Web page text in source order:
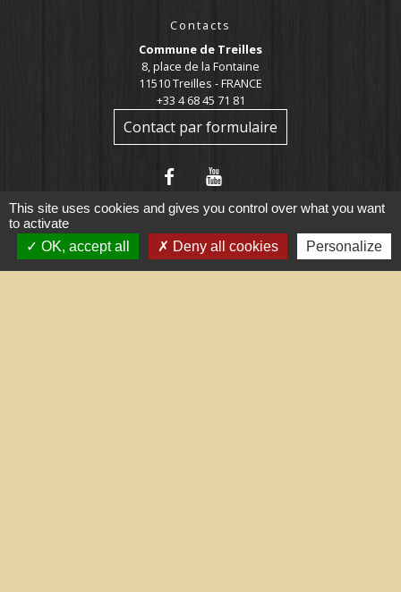
Contacts
Commune de Treilles
8, place de la Fontaine
11510 Treilles - FRANCE
+33 4 68 45 71 81
Contact par formulaire
This site uses cookies and gives you control over what you want
to activate
OK, accept all
Deny all cookies Personalize